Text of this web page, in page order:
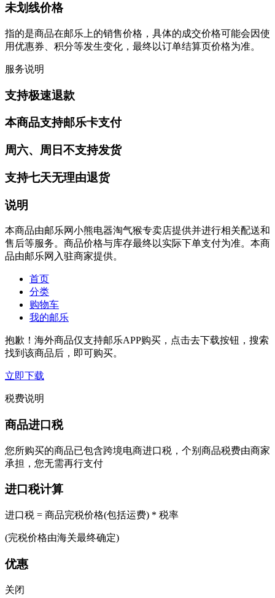
未划线价格
指的是商品在邮乐上的销售价格，具体的成交价格可能会因使
用优惠券、积分等发生变化，最终以订单结算页价格为准。
服务说明
支持极速退款
本商品支持邮乐卡支付
周六、周日不支持发货
支持七天无理由退货
说明
本商品由邮乐网小熊电器淘气猴专卖店提供并进行相关配送和
售后等服务。商品价格与库存最终以实际下单支付为准。本商
品由邮乐网入驻商家提供。
首页
分类
购物车
我的邮乐
抱歉！海外商品仅支持邮乐APP购买，点击去下载按钮，搜索
找到该商品后，即可购买。
立即下载
税费说明
商品进口税
您所购买的商品已包含跨境电商进口税，个别商品税费由商家
承担，您无需再行支付
进口税计算
进口税 = 商品完税价格(包括运费) * 税率
(完税价格由海关最终确定)
优惠
关闭